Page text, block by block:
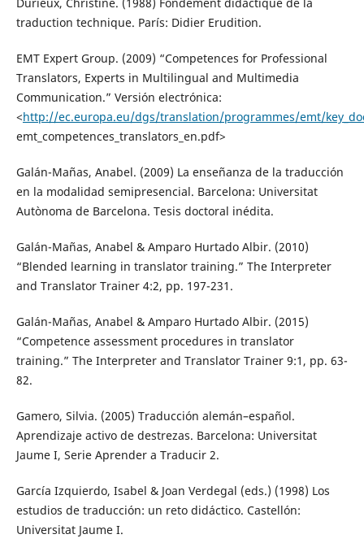
traduction technique. París: Didier Erudition.
EMT Expert Group. (2009) “Competences for Professional
Translators, Experts in Multilingual and Multimedia
Communication.” Versión electrónica:
<http://ec.europa.eu/dgs/translation/programmes/emt/
emt_competences_translators_en.pdf>
Galán-Mañas, Anabel. (2009) La enseñanza de la traducción
en la modalidad semipresencial. Barcelona: Universitat
Autònoma de Barcelona. Tesis doctoral inédita.
Galán-Mañas, Anabel & Amparo Hurtado Albir. (2010)
“Blended learning in translator training.” The Interpreter
and Translator Trainer 4:2, pp. 197-231.
Galán-Mañas, Anabel & Amparo Hurtado Albir. (2015)
“Competence assessment procedures in translator
training.” The Interpreter and Translator Trainer 9:1, pp. 63-
82.
Gamero, Silvia. (2005) Traducción alemán–español.
Aprendizaje activo de destrezas. Barcelona: Universitat
Jaume I, Serie Aprender a Traducir 2.
García Izquierdo, Isabel & Joan Verdegal (eds.) (1998) Los
estudios de traducción: un reto didáctico. Castellón:
Universitat Jaume I.